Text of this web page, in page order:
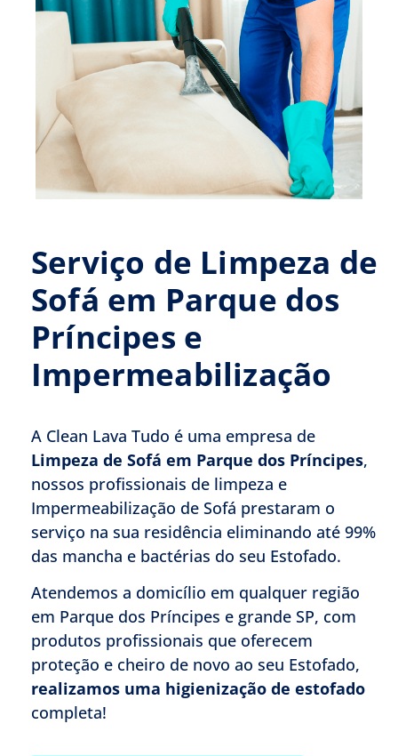
Serviço de Limpeza de
Sofá em Parque dos
Príncipes e
Impermeabilização
A Clean Lava Tudo é uma empresa de
Limpeza de Sofá em Parque dos Príncipes,
nossos profissionais de limpeza e
Impermeabilização de Sofá prestaram o
serviço na sua residência eliminando até 99%
das mancha e bactérias do seu Estofado.
Atendemos a domicílio em qualquer região
em Parque dos Príncipes e grande SP, com
produtos profissionais que oferecem
proteção e cheiro de novo ao seu Estofado,
realizamos uma higienização de estofado
completa!